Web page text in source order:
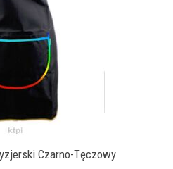
Czarno-Tęczowy